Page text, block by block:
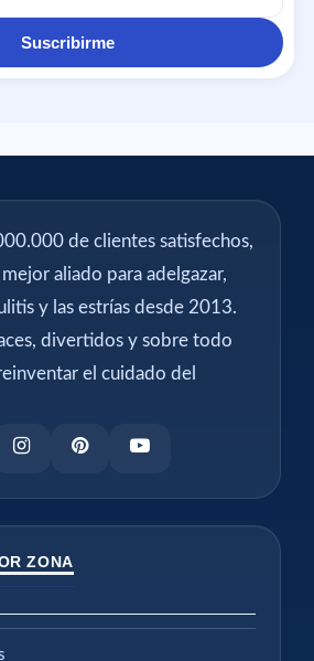
Suscribirme
de clientes satisfechos,
aliado para adelgazar,
y las estrías desde 2013.
divertidos y sobre todo
el cuidado del
ZONA